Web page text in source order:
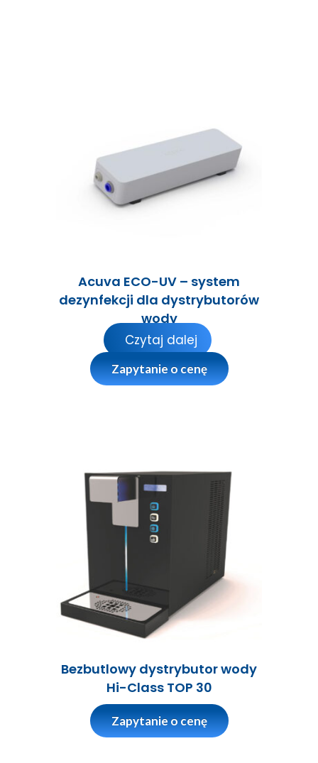
Acuva ECO-UV – system
dezynfekcji dla dystrybutorów
wody
Czytaj dalej
Zapytanie o cenę
Bezbutlowy dystrybutor wody
Hi-Class TOP 30
Zapytanie o cenę